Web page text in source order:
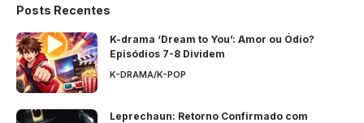
Posts Recentes
K-drama ‘Dream to You’: Amor ou Ódio?
Episódios 7-8 Dividem
K-DRAMA/K-POP
Leprechaun: Retorno Confirmado com